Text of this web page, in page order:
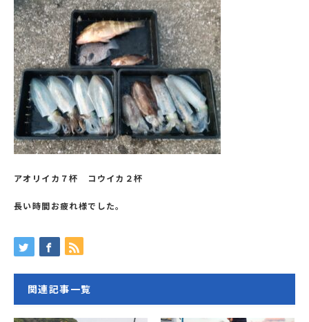
アオリイカ７杯 コウイカ２杯
長い時間お疲れ様でした。
関連記事一覧